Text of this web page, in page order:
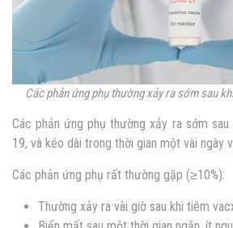
Các phản ứng phụ thường xảy ra sớm sau
Các phản ứng phụ thường xảy ra sớm sau
19, và kéo dài trong thời gian một vài ngày
Các phản ứng phụ rất thường gặp (≥10%):
Thường xảy ra vài giờ sau khi tiêm